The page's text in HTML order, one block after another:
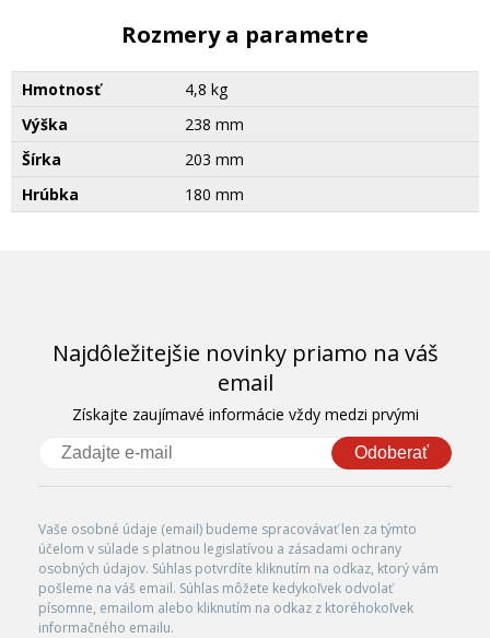
Rozmery a parametre
Hmotnosť
4,8 kg
Výška
238 mm
Šírka
203 mm
Hrúbka
180 mm
Najdôležitejšie novinky priamo na váš
email
Získajte zaujímavé informácie vždy medzi prvými
Odoberať
Vaše osobné údaje (email) budeme spracovávať len za týmto
účelom v súlade s platnou legislatívou a zásadami ochrany
osobných údajov. Súhlas potvrdíte kliknutím na odkaz, ktorý vám
pošleme na váš email. Súhlas môžete kedykoľvek odvolať
písomne, emailom alebo kliknutím na odkaz z ktoréhokoľvek
informačného emailu.